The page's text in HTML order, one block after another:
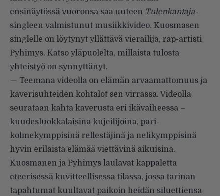
ensinäytössä vuoronsa saa uuteen Tulenkantaja-
singleen valmistunut musiikkivideo. Kuosmasen
singlelle on löytynyt yllättävä vierailija, rap-artisti
Pyhimys. Katso yläpuolelta, millaista tulosta
yhteistyö on synnyttänyt.
— Teemana videolla on elämän arvaamattomuus ja
kaverisuhteiden kohtalot sen virrassa. Videolla
seurataan kahta kaverusta eri ikävaiheessa –
kuudesluokkalaisina kujeilijoina, pari-
kolmekymppisinä rellestäjinä ja nelikymppisinä
hyvin erilaista elämää viettävinä aikuisina.
Kuosmanen ja Pyhimys laulavat kappaletta
eteerisessä kuvitteellisessa tilassa, jossa tarinan
tapahtumat kuultavat paikoin heidän siluettiensa